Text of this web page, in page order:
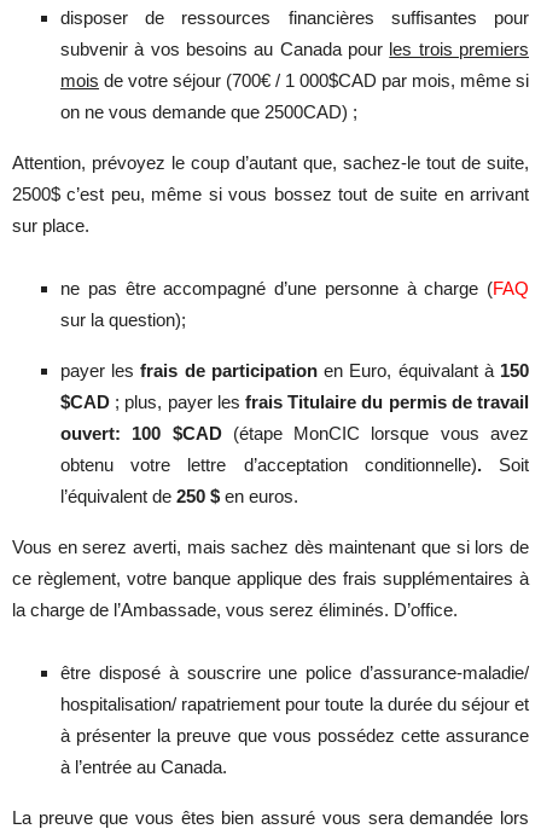
disposer de ressources financières suffisantes pour
subvenir à vos besoins au Canada pour les trois premiers
mois de votre séjour (700€ / 1 000$CAD par mois, même si
on ne vous demande que 2500CAD) ;
Attention, prévoyez le coup d’autant que, sachez-le tout de suite,
2500$ c’est peu, même si vous bossez tout de suite en arrivant
sur place.
ne pas être accompagné d’une personne à charge (FAQ
sur la question);
payer lesfrais de participationen Euro, équivalant à 150
$CAD ; plus, payer lesfrais Titulaire du permis de travail
ouvert:
100 $CAD (étape MonCIC lorsque vous avez
obtenu votre lettre d’acceptation conditionnelle).Soit
l’équivalent de 250 $ en euros.
Vous en serez averti, mais sachez dès maintenant que si lors de
ce règlement, votre banque applique des frais supplémentaires à
la charge de l’Ambassade, vous serez éliminés. D’office.
être disposé à souscrire une police d’assurance-maladie/
hospitalisation/ rapatriement pour toute la durée du séjour et
à présenter la preuve que vous possédez cette assurance
à l’entrée au Canada.
La preuve que vous êtes bien assuré vous sera demandée lors